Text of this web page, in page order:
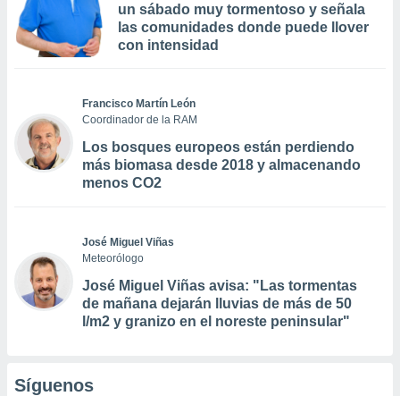
un sábado muy tormentoso y señala
las comunidades donde puede llover
con intensidad
Francisco Martín León
Coordinador de la RAM
Los bosques europeos están perdiendo
más biomasa desde 2018 y almacenando
menos CO2
José Miguel Viñas
Meteorólogo
José Miguel Viñas avisa: "Las tormentas
de mañana dejarán lluvias de más de 50
l/m2 y granizo en el noreste peninsular"
Síguenos